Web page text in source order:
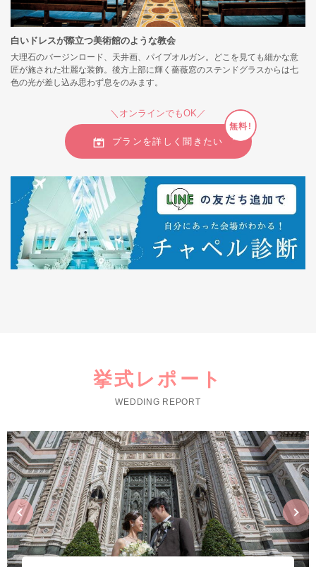
白いドレスが際立つ美術館のような教会
大理石のバージンロード、天井画、パイプオルガン。どこを見ても細かな意
匠が施された壮麗な装飾。後方上部に輝く薔薇窓のステンドグラスからは七
色の光が差し込み思わず息をのみます。
＼オンラインでもOK／
プランを詳しく聞きたい
無料!
挙式レポート
WEDDING REPORT